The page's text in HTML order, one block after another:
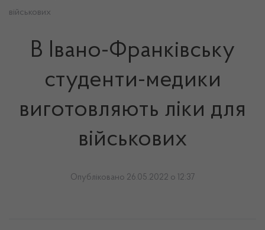
військових
В Івано-Франківську
студенти-медики
виготовляють ліки для
військових
Опубліковано 26.05.2022 о 12:37